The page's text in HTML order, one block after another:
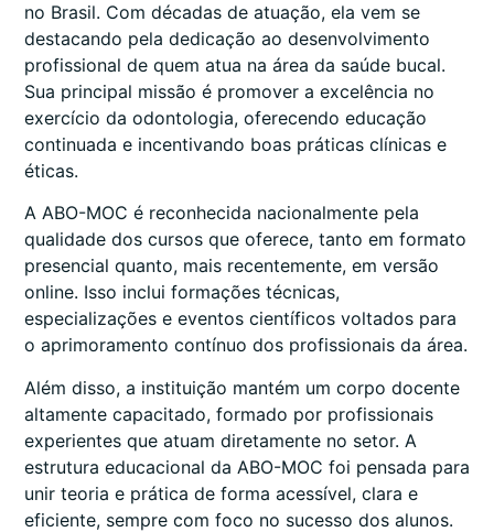
no Brasil. Com décadas de atuação, ela vem se
destacando pela dedicação ao desenvolvimento
profissional de quem atua na área da saúde bucal.
Sua principal missão é promover a excelência no
exercício da odontologia, oferecendo educação
continuada e incentivando boas práticas clínicas e
éticas.
A ABO-MOC é reconhecida nacionalmente pela
qualidade dos cursos que oferece, tanto em formato
presencial quanto, mais recentemente, em versão
online. Isso inclui formações técnicas,
especializações e eventos científicos voltados para
o aprimoramento contínuo dos profissionais da área.
Além disso, a instituição mantém um corpo docente
altamente capacitado, formado por profissionais
experientes que atuam diretamente no setor. A
estrutura educacional da ABO-MOC foi pensada para
unir teoria e prática de forma acessível, clara e
eficiente, sempre com foco no sucesso dos alunos.